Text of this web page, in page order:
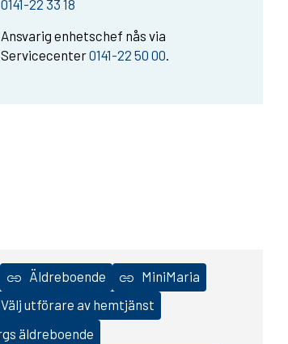
0141-22 33 18
Ansvarig enhetschef nås via
Servicecenter0141-22 50 00.
Äldreboende
MiniMaria
Välj utförare av hemtjänst
äldreboende